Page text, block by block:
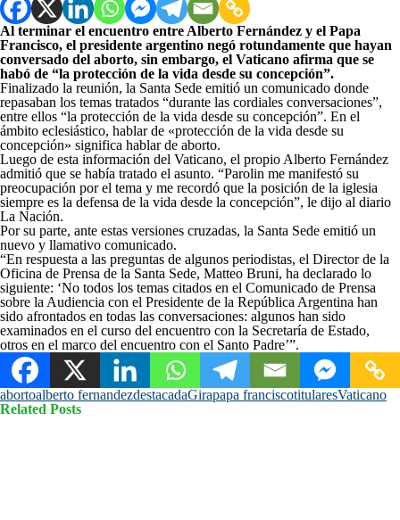
Al terminar el encuentro entre Alberto Fernández y el Papa
Francisco, el presidente argentino negó rotundamente que hayan
conversado del aborto, sin embargo, el Vaticano afirma que se
habó de “la protección de la vida desde su concepción”.
Finalizado la reunión, la Santa Sede emitió un comunicado donde
repasaban los temas tratados “durante las cordiales conversaciones”,
entre ellos “la protección de la vida desde su concepción”. En el
ámbito eclesiástico, hablar de «protección de la vida desde su
concepción» significa hablar de aborto.
Luego de esta información del Vaticano, el propio Alberto Fernández
admitió que se había tratado el asunto. “Parolin me manifestó su
preocupación por el tema y me recordó que la posición de la iglesia
siempre es la defensa de la vida desde la concepción”, le dijo al diario
La Nación.
Por su parte, ante estas versiones cruzadas, la Santa Sede emitió un
nuevo y llamativo comunicado.
“En respuesta a las preguntas de algunos periodistas, el Director de la
Oficina de Prensa de la Santa Sede, Matteo Bruni, ha declarado lo
siguiente: ‘No todos los temas citados en el Comunicado de Prensa
sobre la Audiencia con el Presidente de la República Argentina han
sido afrontados en todas las conversaciones: algunos han sido
examinados en el curso del encuentro con la Secretaría de Estado,
otros en el marco del encuentro con el Santo Padre’”.
abortoalberto fernandezdestacadaGirapapa franciscotitularesVaticano
Related Posts